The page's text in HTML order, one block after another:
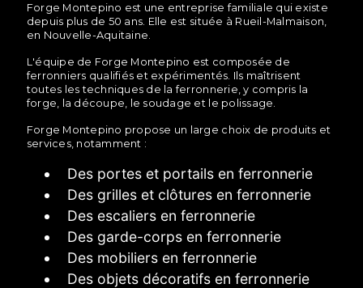
Forge Montepino est une entreprise familiale qui existe
depuis plus de 50 ans. Elle est située à Rueil-Malmaison,
en Nouvelle-Aquitaine.
L'équipe de Forge Montepino est composée de
ferronniers qualifiés et expérimentés. Ils maîtrisent
toutes les techniques de la ferronnerie, y compris la
forge, la découpe, le soudage et le polissage.
Forge Montepino propose un large choix de produits et
services, notamment :
Des portes et portails en ferronnerie
Des grilles et clôtures en ferronnerie
Des escaliers en ferronnerie
Des garde-corps en ferronnerie
Des mobiliers en ferronnerie
Des objets décoratifs en ferronnerie